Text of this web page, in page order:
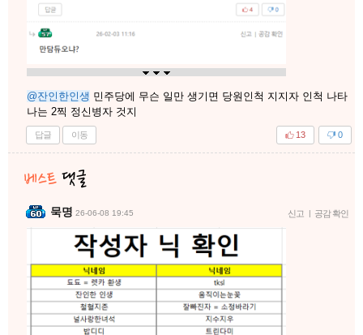
@잔인한인생 민주당에 무슨 일만 생기면 당원인척 지지자 인척 나타
나는 2찍 정신병자 것지
답글 이동 0
13
묵명 26-06-08 19:45 신고 | 공감 확인